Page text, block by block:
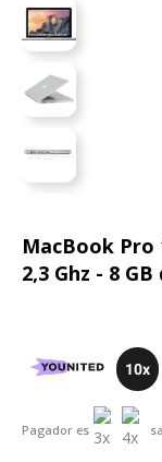
MacBook Pro
2,3 Ghz - 8 GB
10x
Pagador es